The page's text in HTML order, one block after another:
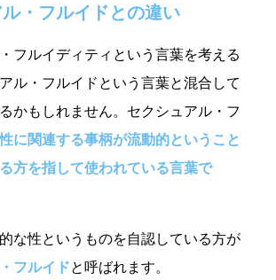
・フルイドとの違い
フルイディティという言葉を考える
ル・フルイドという言葉と混合して
かもしれません。セクシュアル・フ
性に関連する事柄が流動的ということ
方を指して使われている言葉で
な性というものを自認している方が
フルイドと呼ばれます。